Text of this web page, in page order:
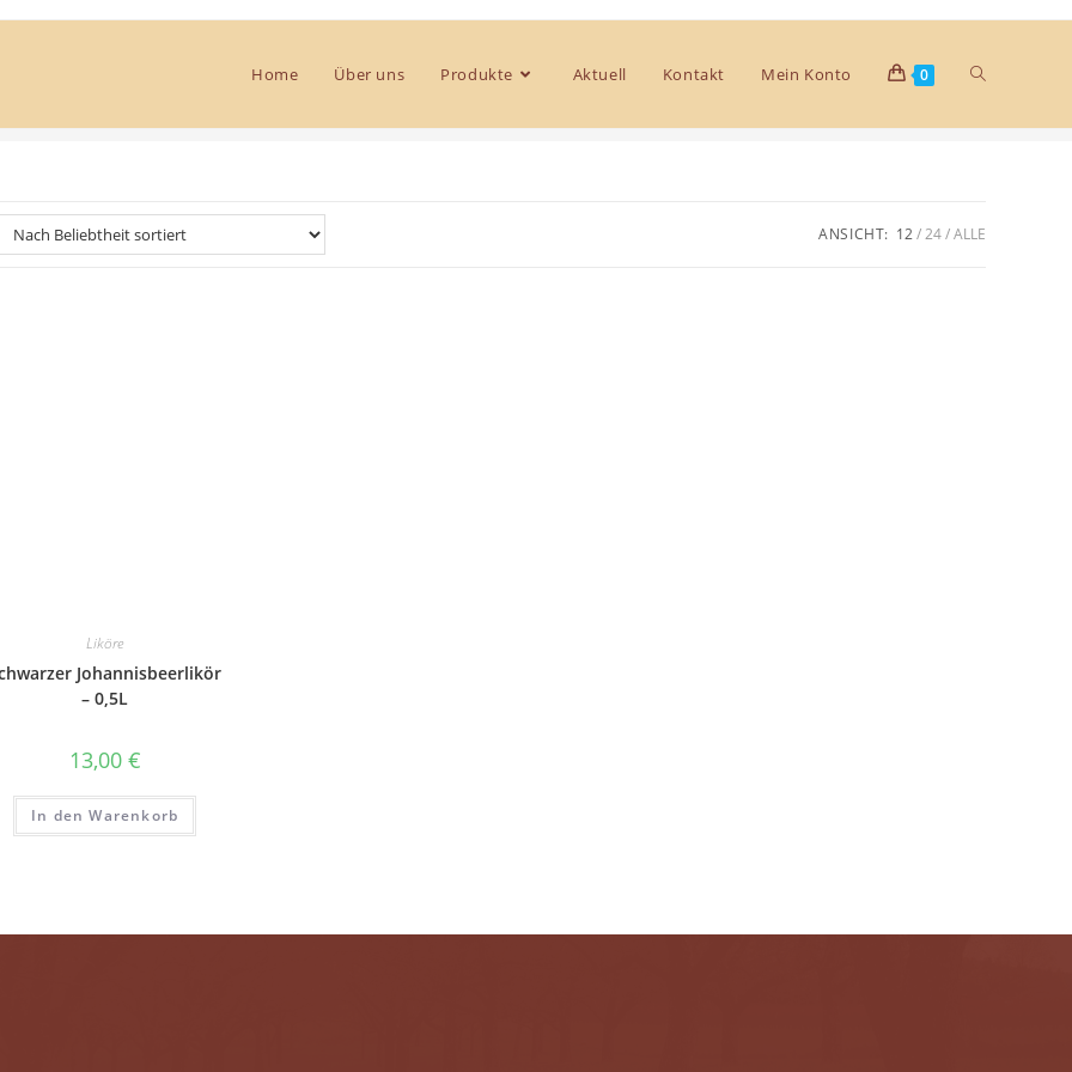
Home Über uns Produkte Aktuell Kontakt Mein Konto 0
> Produkte Johannisbeere
ANSICHT: 12 24 ALLE
Liköre
Johannisbeerlikör
– 0,5L
13,00 €
In den Warenkorb